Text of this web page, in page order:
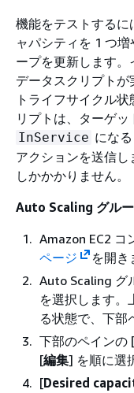
機能をテストする
ャパシティを 1 つ
ープを更新します
データスクリプト
トライフサイクル
リプトは、ターゲ
InService にな
アクションを送信
しかかかりません。
Auto Scaling グル
Amazon EC2 コ
ページ
を開き
Auto Scaling グ
を選択します。
る状態で、下部
下部のペインの [
[編集] を順に選
[Desired